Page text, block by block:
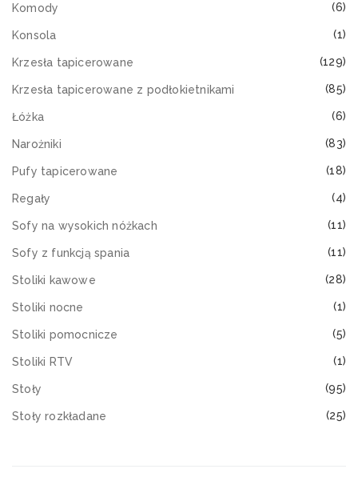
Komody (6)
Konsola (1)
Krzesła tapicerowane (129)
Krzesła tapicerowane z podłokietnikami (85)
Łóżka (6)
Narożniki (83)
Pufy tapicerowane (18)
Regały (4)
Sofy na wysokich nóżkach (11)
Sofy z funkcją spania (11)
Stoliki kawowe (28)
Stoliki nocne (1)
Stoliki pomocnicze (5)
Stoliki RTV (1)
Stoły (95)
Stoły rozkładane (25)